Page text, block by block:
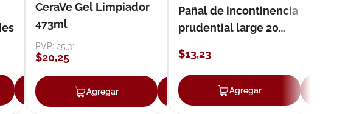
Agregar
CeraVe Gel Limpiador
473ml
PVP:25,31
$20,25
Agregar Agregar
Pañal de incontinencia
prudential large 20
$13,23
Agregar